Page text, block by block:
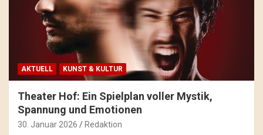
AKTUELL KUNST & KULTUR
Theater Hof: Ein Spielplan voller Mystik,
Spannung und Emotionen
30. Januar 2026 Redaktion